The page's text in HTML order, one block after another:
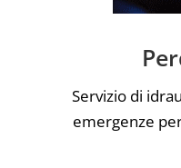
Servizio di
emergenze